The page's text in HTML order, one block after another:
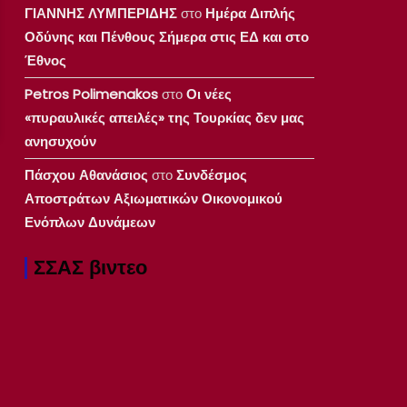
ΓΙΑΝΝΗΣ ΛΥΜΠΕΡΙΔΗΣστο Ημέρα Διπλής
Οδύνης και Πένθους Σήμερα στις ΕΔ και στο
Έθνος
Petros PolimenakosστοΟι νέες
«πυραυλικές απειλές» της Τουρκίας δεν μας
ανησυχούν
Πάσχου Αθανάσιος στοΣυνδέσμος
Αποστράτων Αξιωματικών Οικονομικού
Ενόπλων Δυνάμεων
ΣΣΑΣ βιντεο